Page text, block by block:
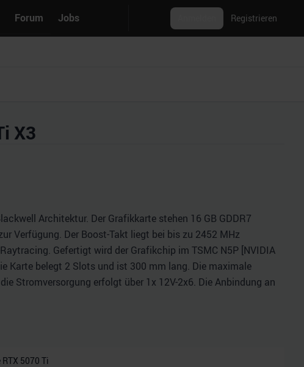
Forum Jobs Registrieren
X3
Architektur. Der Grafikkarte stehen 16 GB GDDR7
Verfügung. Der Boost-Takt liegt bei bis zu 2452 MHz
Gefertigt wird der Grafikchip im TSMC N5P [NVIDIA
Karte belegt 2 Slots und ist 300 mm lang. Die maximale
Stromversorgung erfolgt über 1x 12V-2x6. Die Anbindung an
RTX 5070 Ti